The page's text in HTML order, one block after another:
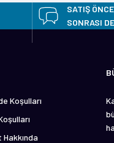
SATIŞ
SONRASI
Koşulları